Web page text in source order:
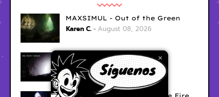
×
MAXSIMUL - Out of the Green
Karen C. August 08, 2026
Modules - We Wont Break
Unknown August 06, 2026